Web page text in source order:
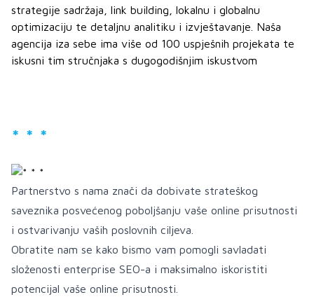
strategije sadržaja, link building, lokalnu i globalnu
optimizaciju te detaljnu analitiku i izvještavanje. Naša
agencija iza sebe ima više od 100 uspješnih projekata te
iskusni tim stručnjaka s dugogodišnjim iskustvom
* * *
Partnerstvo s nama znači da dobivate strateškog
saveznika posvećenog poboljšanju vaše online prisutnosti
i ostvarivanju vaših poslovnih ciljeva.
Obratite nam se kako bismo vam pomogli savladati
složenosti enterprise SEO-a i maksimalno iskoristiti
potencijal vaše online prisutnosti.